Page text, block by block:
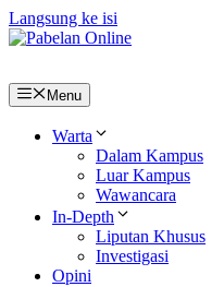
Langsung ke isi
Menu
Warta
Dalam Kampus
Luar Kampus
Wawancara
In-Depth
Liputan Khusus
Investigasi
Opini